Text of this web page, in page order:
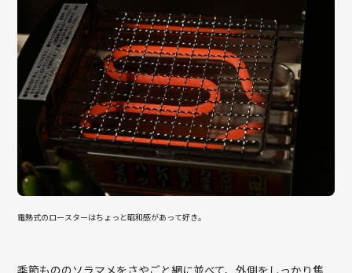
電熱式のロースターはちょっと昭和感があって好き。
季節もののソラマメをさやごと網に並べて、外側をしっかり焦